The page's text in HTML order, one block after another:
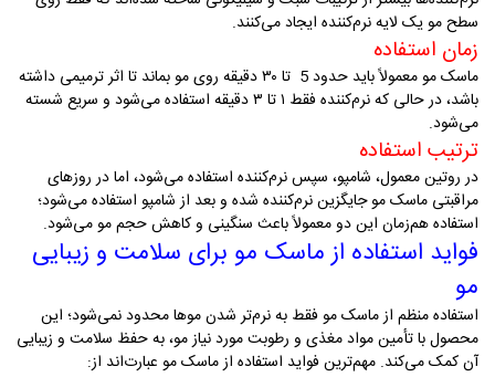
سطح مو یک لایه نرم‌کننده ایجاد می‌کنند.
زمان استفاده
ماسک مو معمولاً باید حدود 5 تا ۳۰ دقیقه روی مو بماند تا اثر ترمیمی داشته
باشد، در حالی که نرم‌کننده فقط ۱ تا ۳ دقیقه استفاده می‌شود و سریع شسته
می‌شود.
ترتیب استفاده
در روتین معمول، شامپو، سپس نرم‌کننده استفاده می‌شود، اما در روزهای
مراقبتی ماسک مو جایگزین نرم‌کننده شده و بعد از شامپو استفاده می‌شود؛
استفاده هم‌زمان این دو معمولاً باعث سنگینی و کاهش حجم مو می‌شود.
فواید استفاده از ماسک مو برای سلامت و زیبایی
مو
استفاده منظم از ماسک مو فقط به نرم‌تر شدن موها محدود نمی‌شود؛ این
محصول با تأمین مواد مغذی و رطوبت مورد نیاز مو، به حفظ سلامت و زیبایی
آن کمک می‌کند. مهم‌ترین فواید استفاده از ماسک مو عبارت‌اند از: